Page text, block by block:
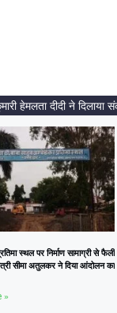
दीदी ने दिलाया संकल्प।
स्थल पर निर्माण सामाग्री से फैली
सीमा अतुलकर ने दिया आंदोलन का
»